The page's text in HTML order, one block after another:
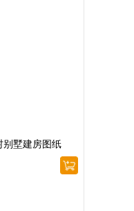
别墅建房图纸